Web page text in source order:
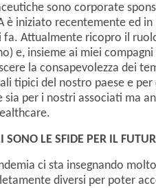
sono corporate
è iniziato recentemente ed
fa. Attualmente ricopro il
e, insieme ai miei
la consapevolezza dei
tipici del nostro paese e
sia per i nostri associati ma
SONO LE SFIDE PER IL
ci sta insegnando
diversi per poter